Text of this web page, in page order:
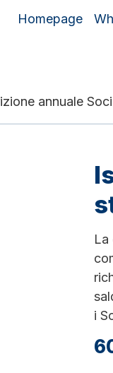
Homepage
annuale
La
i